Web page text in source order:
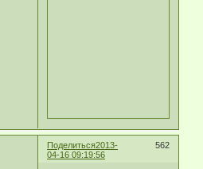
Поделиться 562
2013-
04-16 09:19:56